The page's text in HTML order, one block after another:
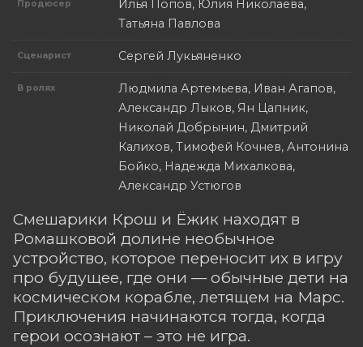
Продюсер
Илья Попов, Юлия Николаева,
Татьяна Павлова
Сценарист Сергей Лукьяненко
В ролях
Людмила Артемьева, Иван Агапов,
Александр Лыков, Ян Цапник,
Николай Добрынин, Дмитрий
Калихов, Тимофей Кочнев, Антонина
Бойко, Надежда Михалкова,
Александр Устюгов
Смешарики Крош и Ёжик находят в
Ромашковой долине необычное
устройство, которое переносит их в игру
про будущее, где они — обычные дети на
космическом корабле, летящем на Марс.
Приключения начинаются тогда, когда
герои осознают – это не игра.